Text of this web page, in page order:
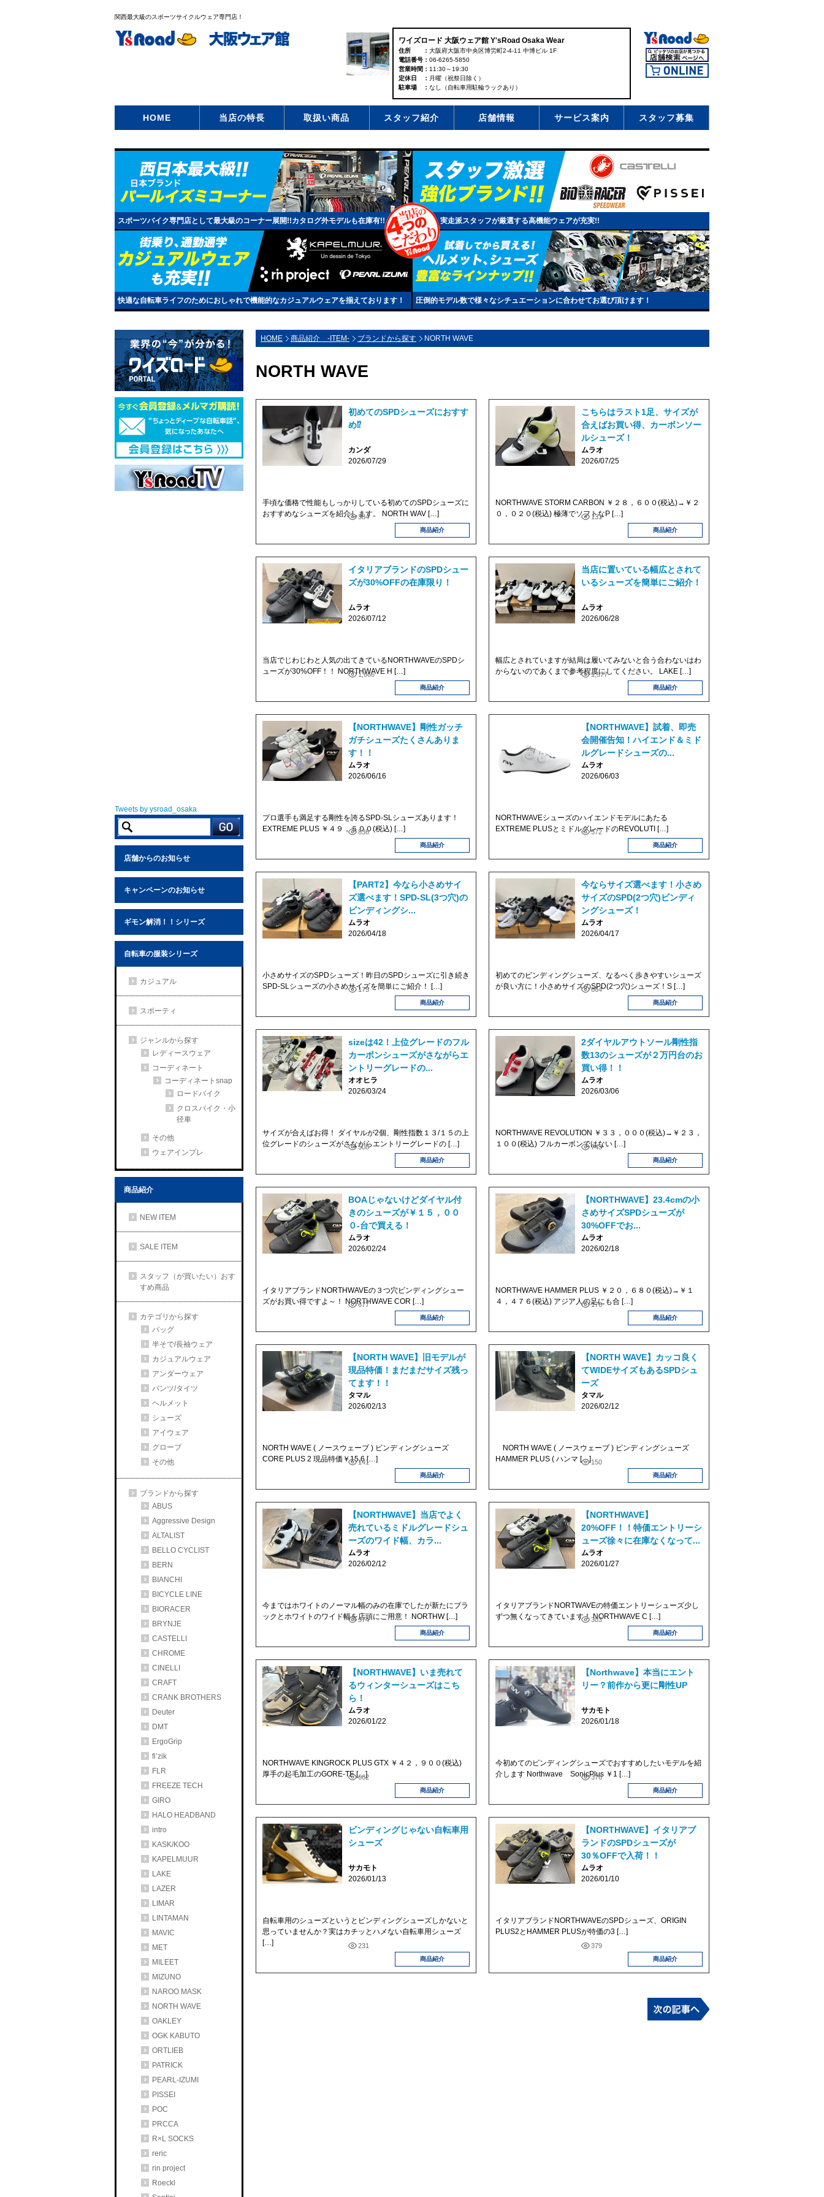
関西最大級のスポーツサイクルウェア専門店！
ワイズロード 大阪ウェア館 Y'sRoad Osaka Wear
住所
大阪府大阪市中央区博労町2-4-11 中博ビル 1F
電話番号
06-6265-5850
営業時間
11:30～19:30
定休日
月曜（祝祭日除く）
駐車場
なし（自転車用駐輪ラックあり）
HOME 当店の特長 取扱い商品 スタッフ紹介 店舗情報 サービス案内 スタッフ募集
スポーツバイク専門店として最大級のコーナー展開!!カタログ外モデルも在庫有!! 実走派スタッフが厳選する高機能ウェアが充実!!
快適な自転車ライフのためにおしゃれで機能的なカジュアルウェアを揃えております！ 圧倒的モデル数で様々なシチュエーションに合わせてお選び頂けます！
HOME 商品紹介 -ITEM- ブランドから探す NORTH WAVE
NORTH WAVE
初めてのSPDシューズにおすす
め⁉
カンダ
2026/07/29
384
商品紹介
手頃な価格で性能もしっかりしている初めてのSPDシューズに
おすすめなシューズを紹介します。 NORTH WAV […]
こちらはラスト1足、サイズが
合えばお買い得、カーボンソー
ルシューズ！
ムラオ
2026/07/25
131
商品紹介
NORTHWAVE STORM CARBON ￥２８，６００(税込)→￥２
０，０２０(税込) 極薄でソフトなP […]
イタリアブランドのSPDシュー
ズが30%OFFの在庫限り！
ムラオ
2026/07/12
1,666
商品紹介
当店でじわじわと人気の出てきているNORTHWAVEのSPDシ
ューズが30%OFF！！ NORTHWAVE H […]
当店に置いている幅広とされて
いるシューズを簡単にご紹介！
ムラオ
2026/06/28
1,577
商品紹介
幅広とされていますが結局は履いてみないと合う合わないはわ
からないのであくまで参考程度にしてください。 LAKE […]
【NORTHWAVE】剛性ガッチ
ガチシューズたくさんありま
す！！
ムラオ
2026/06/16
836
商品紹介
プロ選手も満足する剛性を誇るSPD-SLシューズあります！
EXTREME PLUS ￥４９，５００(税込) […]
【NORTHWAVE】試着、即売
会開催告知！ハイエンド＆ミド
ルグレードシューズの...
ムラオ
2026/06/03
372
商品紹介
NORTHWAVEシューズのハイエンドモデルにあたる
EXTREME PLUSとミドルグレードのREVOLUTI […]
【PART2】今なら小さめサイ
ズ選べます！SPD-SL(3つ穴)の
ビンディングシ...
ムラオ
2026/04/18
175
商品紹介
小さめサイズのSPDシューズ！昨日のSPDシューズに引き続き
SPD-SLシューズの小さめサイズを簡単にご紹介！ […]
今ならサイズ選べます！小さめ
サイズのSPD(2つ穴)ビンディ
ングシューズ！
ムラオ
2026/04/17
664
商品紹介
初めてのビンディングシューズ、なるべく歩きやすいシューズ
が良い方に！小さめサイズのSPD(2つ穴)シューズ！S […]
sizeは42！上位グレードのフル
カーボンシューズがさながらエ
ントリーグレードの...
オオヒラ
2026/03/24
508
商品紹介
サイズが合えばお得！ ダイヤルが2個、剛性指数１３/１５の上
位グレードのシューズがさながらエントリーグレードの […]
2ダイヤルアウトソール剛性指
数13のシューズが２万円台のお
買い得！！
ムラオ
2026/03/06
745
商品紹介
NORTHWAVE REVOLUTION ￥３３，０００(税込)→￥２３，
１００(税込) フルカーボンではない […]
BOAじゃないけどダイヤル付
きのシューズが￥１５，００
０-台で買える！
ムラオ
2026/02/24
677
商品紹介
イタリアブランドNORTHWAVEの３つ穴ビンディングシュー
ズがお買い得ですよ～！ NORTHWAVE COR […]
【NORTHWAVE】23.4cmの小
さめサイズSPDシューズが
30%OFFでお...
ムラオ
2026/02/18
176
商品紹介
NORTHWAVE HAMMER PLUS ￥２０，６８０(税込)→￥１
４，４７６(税込) アジア人の足にも合 […]
【NORTH WAVE】旧モデルが
現品特価！まだまだサイズ残っ
てます！！
タマル
2026/02/13
141
商品紹介
NORTH WAVE ( ノースウェーブ ) ビンディングシューズ
CORE PLUS 2 現品特価￥15,6 […]
【NORTH WAVE】カッコ良く
てWIDEサイズもあるSPDシュ
ーズ
タマル
2026/02/12
150
商品紹介
NORTH WAVE ( ノースウェーブ ) ビンディングシューズ
HAMMER PLUS ( ハンマ […]
【NORTHWAVE】当店でよく
売れているミドルグレードシュ
ーズのワイド幅、カラ...
ムラオ
2026/02/12
374
商品紹介
今まではホワイトのノーマル幅のみの在庫でしたが新たにブラ
ックとホワイトのワイド幅を店頭にご用意！ NORTHW […]
【NORTHWAVE】
20%OFF！！特価エントリーシ
ューズ徐々に在庫なくなって...
ムラオ
2026/01/27
303
商品紹介
イタリアブランドNORTWAVEの特価エントリーシューズ少し
ずつ無くなってきています！ NORTHWAVE C […]
【NORTHWAVE】いま売れて
るウィンターシューズはこち
ら！
ムラオ
2026/01/22
662
商品紹介
NORTHWAVE KINGROCK PLUS GTX ￥４２，９００(税込)
厚手の起毛加工のGORE-TE […]
【Northwave】本当にエント
リー？前作から更に剛性UP
サカモト
2026/01/18
376
商品紹介
今初めてのビンディングシューズでおすすめしたいモデルを紹
介します Northwave SonicPlus ￥1 […]
ビンディングじゃない自転車用
シューズ
サカモト
2026/01/13
231
商品紹介
自転車用のシューズというとビンディングシューズしかないと
思っていませんか？実はカチッとハメない自転車用シューズ
[…]
【NORTHWAVE】イタリアブ
ランドのSPDシューズが
30％OFFで入荷！！
ムラオ
2026/01/10
379
商品紹介
イタリアブランドNORTHWAVEのSPDシューズ、ORIGIN
PLUS2とHAMMER PLUSが特価の3 […]
Tweets by ysroad_osaka
店舗からのお知らせ
キャンペーンのお知らせ
ギモン解消！！シリーズ
自転車の服装シリーズ
カジュアル
スポーティ
ジャンルから探す
レディースウェア
コーディネート
コーディネートsnap
ロードバイク
クロスバイク・小
径車
その他
ウェアインプレ
商品紹介
NEW ITEM
SALE ITEM
スタッフ（が買いたい）おす
すめ商品
カテゴリから探す
バッグ
半そで/長袖ウェア
カジュアルウェア
アンダーウェア
パンツ/タイツ
ヘルメット
シューズ
アイウェア
グローブ
その他
ブランドから探す
ABUS
Aggressive Design
ALTALIST
BELLO CYCLIST
BERN
BIANCHI
BICYCLE LINE
BIORACER
BRYNJE
CASTELLI
CHROME
CINELLI
CRAFT
CRANK BROTHERS
Deuter
DMT
ErgoGrip
fi’zik
FLR
FREEZE TECH
GIRO
HALO HEADBAND
intro
KASK/KOO
KAPELMUUR
LAKE
LAZER
LIMAR
LINTAMAN
MAVIC
MET
MILEET
MIZUNO
NAROO MASK
NORTH WAVE
OAKLEY
OGK KABUTO
ORTLIEB
PATRICK
PEARL-IZUMI
PISSEI
POC
PRCCA
R×L SOCKS
reric
rin project
Roeckl